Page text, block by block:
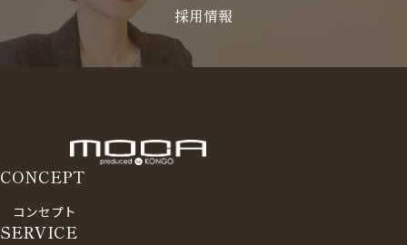
採用情報
CONCEPT
コンセプト
SERVICE